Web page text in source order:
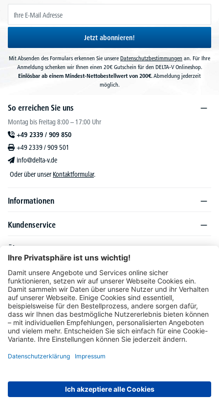
Jetzt abonnieren!
Mit Absenden des Formulars erkennen Sie unsere Datenschutzbestimmungen an. Für Ihre
Anmeldung schenken wir Ihnen einen 20€ Gutschein für den DELTA-V Onlineshop.
Einlösbar ab einem Mindest-Nettobestellwert von 200€.Abmeldung jederzeit
möglich.
So erreichen Sie uns
Montag bis Freitag 8:00 – 17:00 Uhr
+49 2339 / 909 850
+49 2339 / 909 501
info@delta-v.de
Oder über unser Kontaktformular.
Informationen
Kundenservice
Über DELTA-V
Produktsortiment
Ratgeber
Folgen Sie uns auch auf
Unser Angebot richtet sich ausschließlich an Industrie, Handel, Gewerbe und
europäische Ausland gelten Sonderkonditionen, die auf Anfrage mitgeteilt werden.